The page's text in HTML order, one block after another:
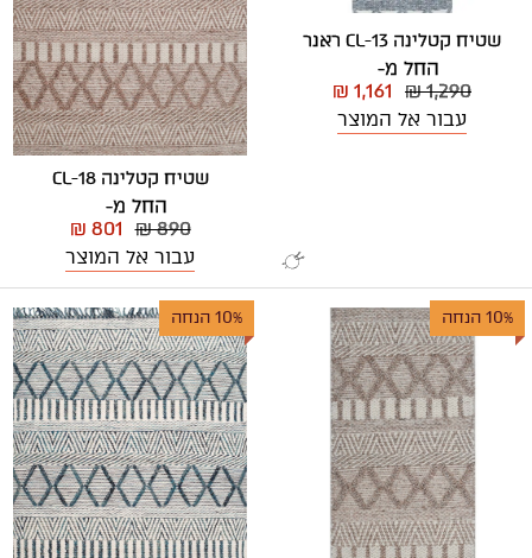
שטיח קטלינה CL-13 ראנר
החל מ-
₪ 1,290
₪ 1,161
עבור אל המוצר
שטיח קטלינה CL-18
החל מ-
₪ 890
₪ 801
עבור אל המוצר
10% הנחה 10% הנחה